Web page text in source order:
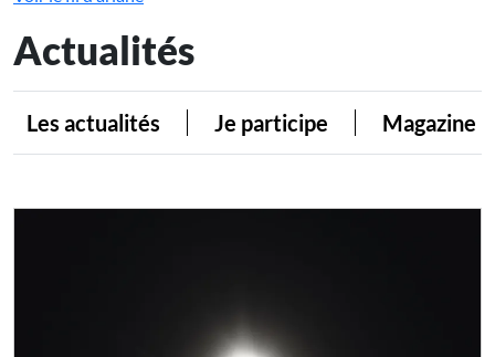
Actualités
Les actualités Je participe Magazine